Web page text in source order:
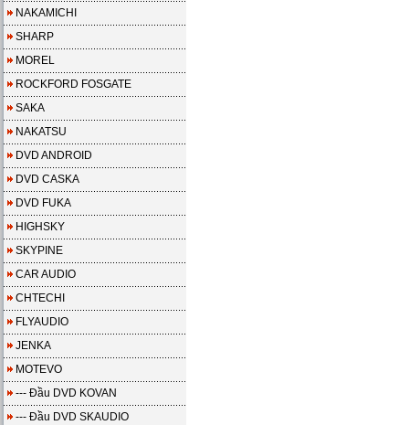
NAKAMICHI
SHARP
MOREL
ROCKFORD FOSGATE
SAKA
NAKATSU
DVD ANDROID
DVD CASKA
DVD FUKA
HIGHSKY
SKYPINE
CAR AUDIO
CHTECHI
FLYAUDIO
JENKA
MOTEVO
--- Đầu DVD KOVAN
--- Đầu DVD SKAUDIO